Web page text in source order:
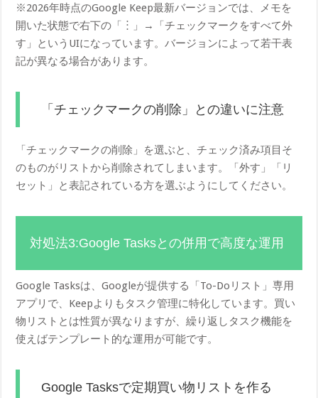
※2026年時点のGoogle Keep最新バージョンでは、メモを
開いた状態で右下の「︙」→「チェックマークをすべて外
す」というUIになっています。バージョンによって若干表
記が異なる場合があります。
「チェックマークの削除」との違いに注意
「チェックマークの削除」を選ぶと、チェック済み項目そ
のものがリストから削除されてしまいます。「外す」「リ
セット」と表記されている方を選ぶようにしてください。
対処法3:Google Tasksとの併用で高度な運用
Google Tasksは、Googleが提供する「To-Doリスト」専用
アプリで、Keepよりもタスク管理に特化しています。買い
物リストとは性質が異なりますが、繰り返しタスク機能を
使えばテンプレート的な運用が可能です。
Google Tasksで定期買い物リストを作る